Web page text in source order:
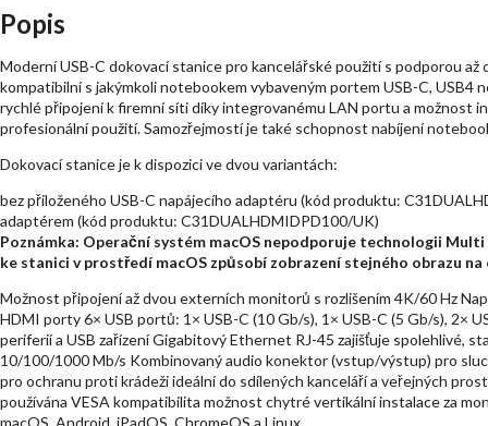
Popis
Moderní USB-C dokovací stanice pro kancelářské použití s podporou
kompatibilní s jakýmkoli notebookem vybaveným portem USB-C,
rychlé připojení k firemní síti díky integrovanému LAN portu a možnost
profesionální použití. Samozřejmostí je také schopnost nabíjení
Dokovací stanice je k dispozici ve dvou variantách:
bez přiloženého USB-C napájecího adaptéru (kód produktu:
adaptérem (kód produktu: C31DUALHDMIDPD100/UK)
Poznámka: Operační systém macOS nepodporuje technologii
ke stanici v prostředí macOS způsobí zobrazení stejného obrazu
Možnost připojení až dvou externích monitorů s rozlišením 4K/60 Hz
HDMI porty 6× USB portů: 1× USB-C (10 Gb/s), 1× USB-C (5 Gb/s), 2×
periferií a USB zařízení Gigabitový Ethernet RJ-45 zajišťuje spolehlivé,
10/100/1000 Mb/s Kombinovaný audio konektor (vstup/výstup) pro
pro ochranu proti krádeži ideální do sdílených kanceláří a veřejných
používána VESA kompatibilita možnost chytré vertikální instalace za